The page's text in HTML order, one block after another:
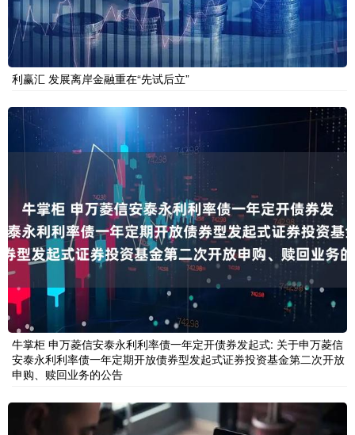
利赢汇 发展离岸金融重在“先试后立”
牛掌柜 申万菱信安泰永利利率债一年定开债券发起式: 关于申万菱信
安泰永利利率债一年定期开放债券型发起式证券投资基金第二次开放
申购、赎回业务的公告